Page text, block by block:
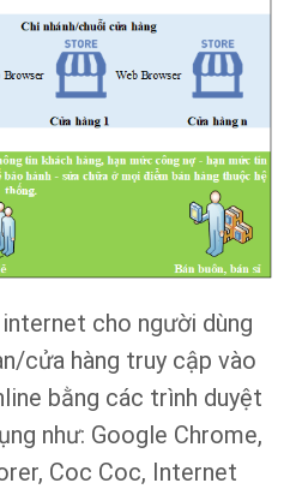
cho người dùng
cửa hàng truy cập vào
bằng các trình duyệt
như: Google Chrome,
Coc Coc, Internet